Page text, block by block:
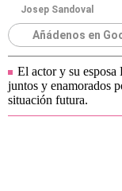
Josep Sandoval
Añádenos en
El actor y su esposa
juntos y enamorados
situación futura.